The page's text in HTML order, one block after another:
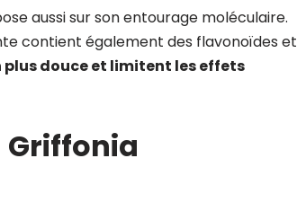
aussi sur son entourage moléculaire.
contient également des flavonoïdes et
douce et limitent les effets
Griffonia